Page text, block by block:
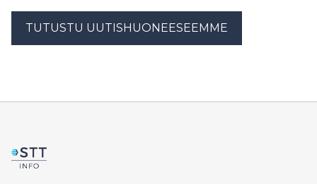
TUTUSTU UUTISHUONEESEEMME